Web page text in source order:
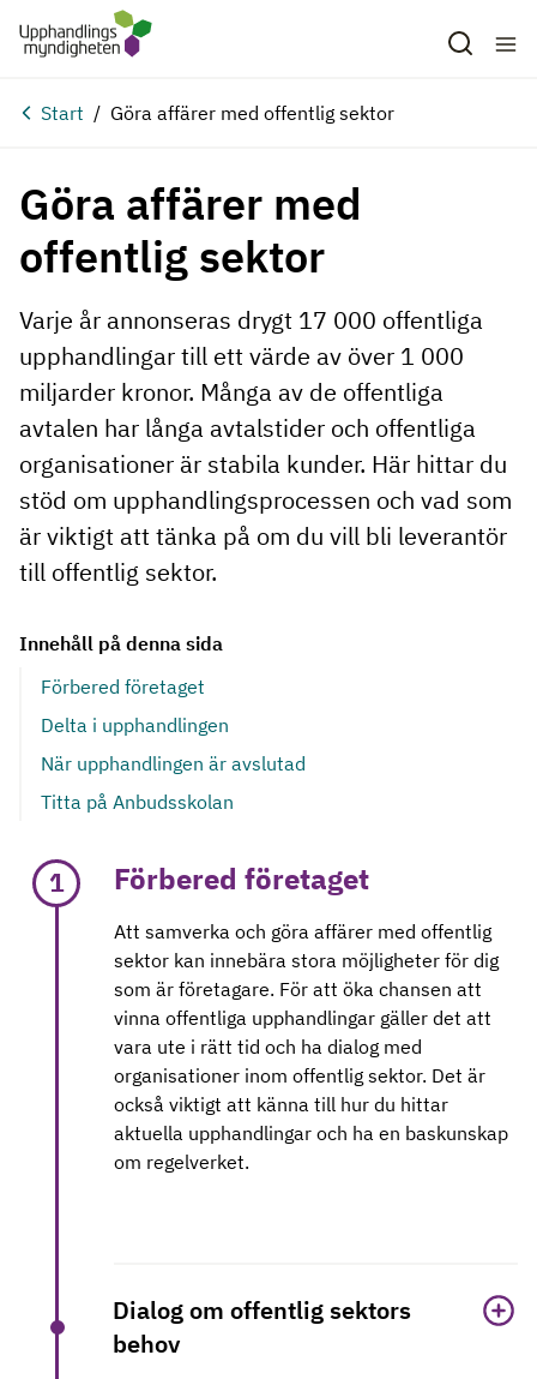
Hoppa till huvudinnehåll
Start Göra affärer med offentlig sektor
Göra affärer med
offentlig sektor
Varje år annonseras drygt 17 000 offentliga
upphandlingar till ett värde av över 1 000
miljarder kronor. Många av de offentliga
avtalen har långa avtalstider och offentliga
organisationer är stabila kunder. Här hittar du
stöd om upphandlingsprocessen och vad som
är viktigt att tänka på om du vill bli leverantör
till offentlig sektor.
Innehåll på denna sida
Förbered företaget
Delta i upphandlingen
När upphandlingen är avslutad
Titta på Anbudsskolan
1 Förbered företaget
Att samverka och göra affärer med offentlig
sektor kan innebära stora möjligheter för dig
som är företagare. För att öka chansen att
vinna offentliga upphandlingar gäller det att
vara ute i rätt tid och ha dialog med
organisationer inom offentlig sektor. Det är
också viktigt att känna till hur du hittar
aktuella upphandlingar och ha en baskunskap
om regelverket.
Dialog om offentlig sektors
behov